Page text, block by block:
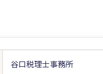
谷口税理士事務所